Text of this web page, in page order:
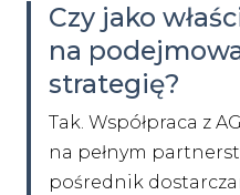
Czy jako
na
strategię?
Tak. Współpraca z
na pełnym
pośrednik